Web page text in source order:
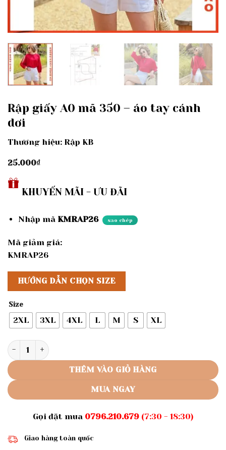
Rập giấy A0 mã 350 – áo tay cánh
dơi
Thương hiệu: Rập KB
25.000₫
KHUYẾN MÃI - ƯU ĐÃI
Nhập mã KMRAP26 sao chép
Mã giảm giá:
KMRAP26
HƯỚNG DẪN CHỌN SIZE
Size
2XL 3XL 4XL L M S XL
Rập giấy A0 mã 350 - áo tay cánh dơi số lượng
THÊM VÀO GIỎ HÀNG
MUA NGAY
Gọi đặt mua 0796.210.679(7:30 - 18:30)
Giao hàng toàn quốc